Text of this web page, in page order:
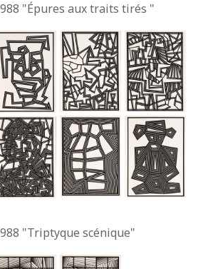
"Épures aux traits tirés "
"Triptyque scénique"